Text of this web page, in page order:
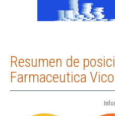
Resumen de
Farmaceutica